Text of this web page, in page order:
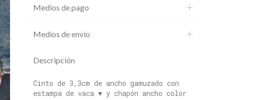
Medios de pago
Medios de envío
Descripción
Cinto de 3,3cm de ancho gamuzado con
estampa de vaca ♥ y chapón ancho color